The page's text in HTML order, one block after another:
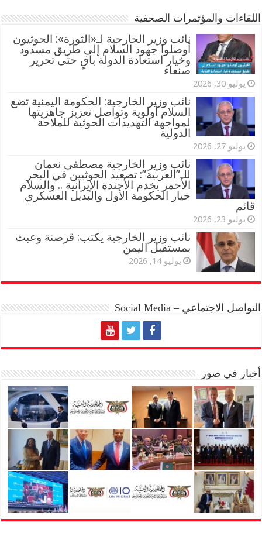
اللقاءات والمؤتمرات الصحفية
‏نائب وزير الخارجية لـ«الثورة»: الحوثيون
أوصلوا جهود السلام إلى طريق مسدود
وخيار استعادة الدولة باقٍ حتى تحرير
صنعاء
يوليو 30, 2026
نائب وزير الخارجية: الحكومة اليمنية تضع
السلام أولوية وتواصل تعزيز جاهزيتها
لمواجهة التهديدات الحوثية للملاحة
الدولية
يوليو 27, 2026
نائب وزير الخارجية مصطفى نعمان
للـ”العربية”: تصعيد الحوثيين في البحر
الأحمر يخدم الأجندة الإيرانية .. والسلام
خيار الحكومة الأول والبديل العسكري
قائم
يوليو 23, 2026
نائب وزير الخارجية يكتب: قرصنة وعبث
بمستقبل اليمن
يوليو 14, 2026
التواصل الاجتماعي – Social Media
أخبار في صور